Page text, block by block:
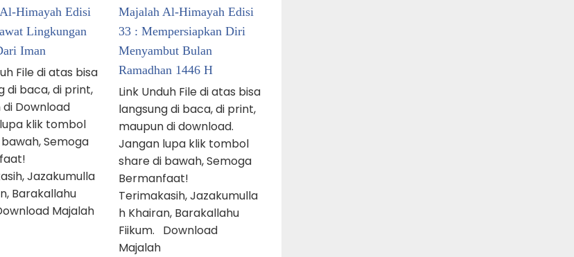
Himayah Edisi
Lingkungan
Iman
File di atas bisa
di baca, di print,
Download
klik tombol
Semoga
Jazakumulla
Barakallahu
Majalah
Majalah Al-Himayah Edisi
33 : Mempersiapkan Diri
Menyambut Bulan
Ramadhan 1446 H
Link Unduh File di atas bisa
langsung di baca, di print,
maupun di download.
Jangan lupa klik tombol
share di bawah, Semoga
Bermanfaat!
Terimakasih, Jazakumulla
h Khairan, Barakallahu
Fiikum. Download
Majalah